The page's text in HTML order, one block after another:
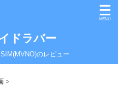
ドラバー
のレビュー
>